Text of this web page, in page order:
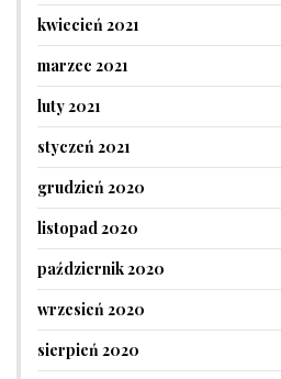
kwiecień 2021
marzec 2021
luty 2021
styczeń 2021
grudzień 2020
listopad 2020
październik 2020
wrzesień 2020
sierpień 2020